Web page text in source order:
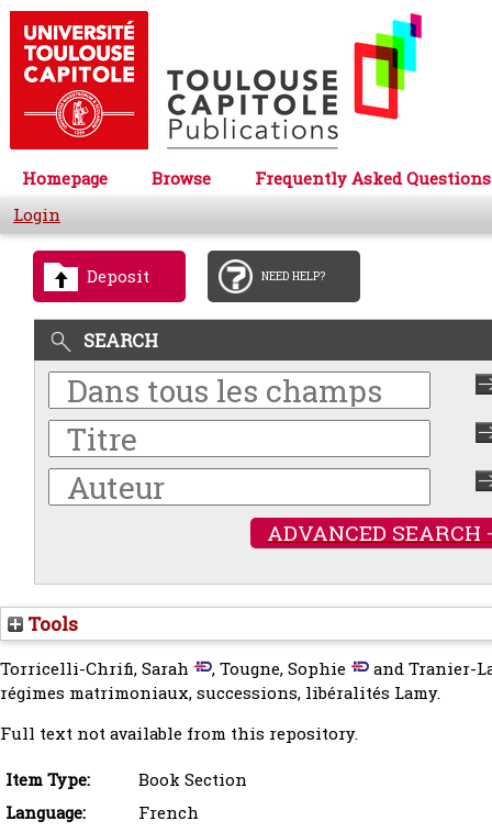
Homepage Browse
Frequently Asked Questions
Login
Deposit NEED HELP?
SEARCH
ADVANCED SEARCH
Tools
Torricelli-Chrifi, Sarah ,Tougne, Sophie andTranier-
régimes matrimoniaux, successions, libéralités Lamy.
Full text not available from this repository.
Item Type:
Book Section
Language:
French